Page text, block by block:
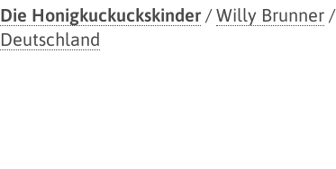
Die Honigkuckuckskinder/Willy Brunner /
Deutschland